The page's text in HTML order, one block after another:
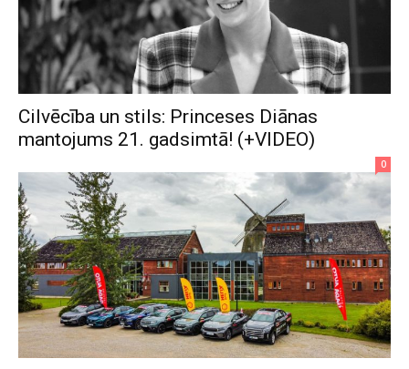
Cilvēcība un stils: Princeses Diānas
mantojums 21. gadsimtā! (+VIDEO)
0